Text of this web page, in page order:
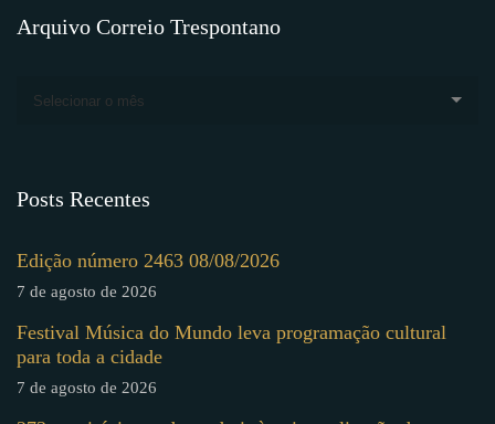
Arquivo Correio Trespontano
Selecionar o mês
Posts Recentes
Edição número 2463 08/08/2026
7 de agosto de 2026
Festival Música do Mundo leva programação cultural
para toda a cidade
7 de agosto de 2026